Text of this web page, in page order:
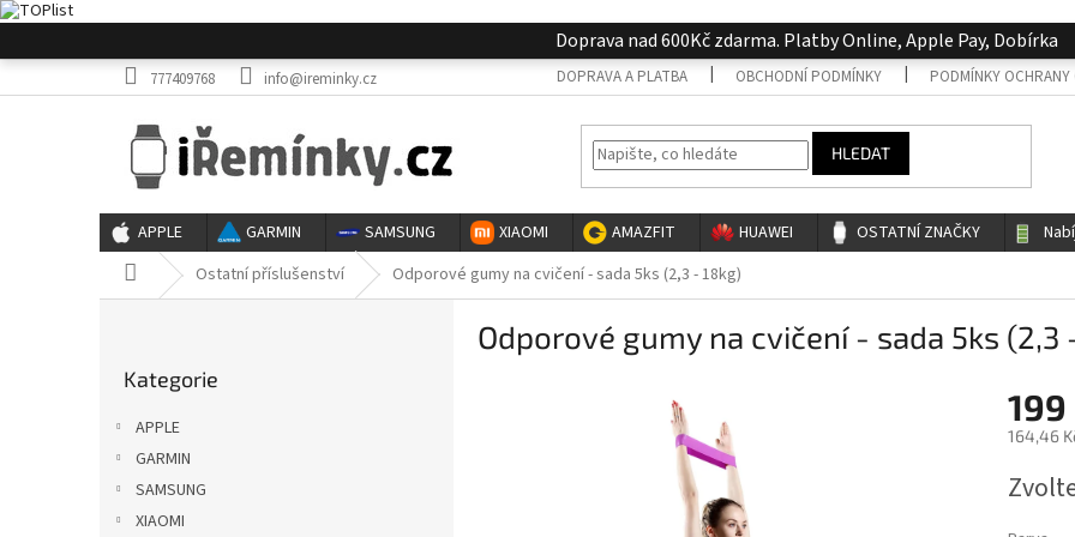
na
Doprava nad 600Kč zdarma. Platby Online, Apple Pay, Dobírka
777409768 info@ireminky.cz DOPRAVA A PLATBA OBCHODNÍ PODMÍNKY PODMÍNKY OCHRANY
HLEDAT
APPLE GARMIN SAMSUNG XIAOMI AMAZFIT HUAWEI OSTATNÍ ZNAČKY
Domů Ostatní příslušenství Odporové gumy na cvičení - sada 5ks (2,3 - 18kg)
kategorie
Kategorie
APPLE
GARMIN
SAMSUNG
XIAOMI
Odporové gumy na cvičení - sada 5ks (2,3
199
164,46
cena: